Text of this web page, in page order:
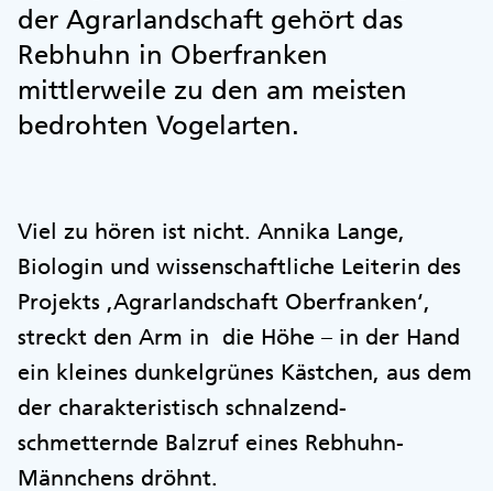
der Agrarlandschaft gehört das
Rebhuhn in Oberfranken
mittlerweile zu den am meisten
bedrohten Vogelarten.
Viel zu hören ist nicht. Annika Lange,
Biologin und wissenschaftliche Leiterin des
Projekts ,Agrarlandschaft Oberfranken‘,
streckt den Arm in die Höhe – in der Hand
ein kleines dunkelgrünes Kästchen, aus dem
der charakteristisch schnalzend-
schmetternde Balzruf eines Rebhuhn-
Männchens dröhnt.